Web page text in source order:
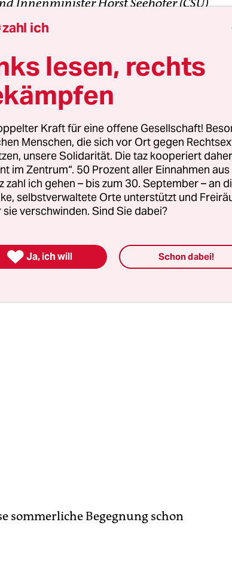
Innenminister Horst Seehofer (CSU)
Merkel um 18.30 Uhr im
Vor der Sommerpause
Flüchtlinge an der deutschen
Können beide zusammen
ihren Intimfeind vorab an einen Tisch
und lösungsorientiert. Die
Interviews, Reden und
Monate.
Herr Seehofer, wie schön, dass Sie
für uns nehmen.
sommerliche Begegnung schon
zahl ich
lesen, rechts
Kraft für eine offene Gesellschaft!
Menschen, die sich vor Ort gegen
unsere Solidarität. Die taz kooperiert
im Zentrum“. 50 Prozent aller Einnahmen
zahl ich gehen – bis zum 30. September – an
selbstverwaltete Orte unterstützt und
sie verschwinden. Sind Sie dabei?
 Ja, ich will Schon dabei!